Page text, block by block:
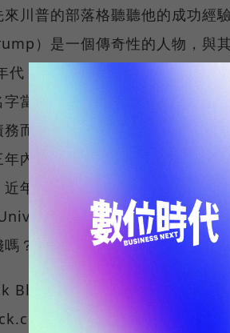
來川普的部落格聽聽他的成功經
）是一個傳奇性的人物，與
代，川普靠著房地產發跡，事業
當成品牌經營。到了90年代，
而宣告破產，共欠下92億美元
內便還清了45億美元的債務，
年來，川普轉往媒體業發展，
」的教育機構，並開始
？先來川普的部落格聽聽他的成
Blog ★塑造親近經營者形象